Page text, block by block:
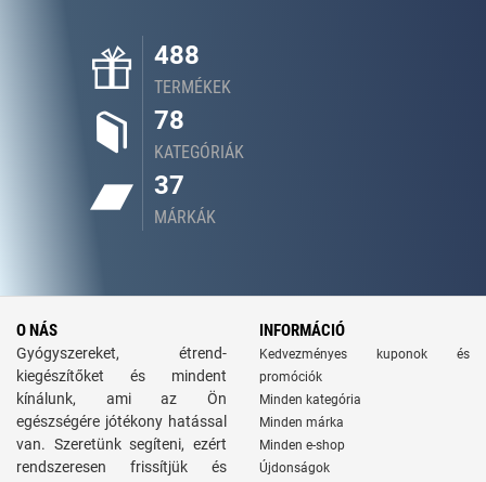
488
TERMÉKEK
78
KATEGÓRIÁK
37
MÁRKÁK
O NÁS
Gyógyszereket, étrend-
kiegészítőket és mindent
kínálunk, ami az Ön
egészségére jótékony hatással
van. Szeretünk segíteni, ezért
rendszeresen frissítjük és
INFORMÁCIÓ
Kedvezményes kuponok és
promóciók
Minden kategória
Minden márka
Minden e-shop
Újdonságok